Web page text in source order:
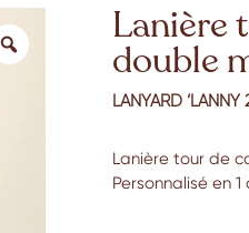
Lanière
double
LANYARD ‘LANNY
Lanière tour de
Personnalisé en